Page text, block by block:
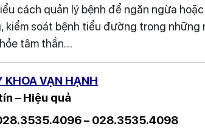
cách quản lý bệnh để ngăn ngừa
kiểm soát bệnh tiểu đường trong
tâm thần…
KHOA VẠN HẠNH
– Hiệu quả
– 028.3535.4098